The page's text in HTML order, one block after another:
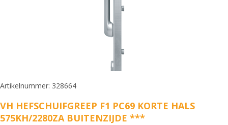
Artikelnummer: 328664
VH HEFSCHUIFGREEP F1 PC69 KORTE HALS
575KH/2280ZA BUITENZIJDE ***